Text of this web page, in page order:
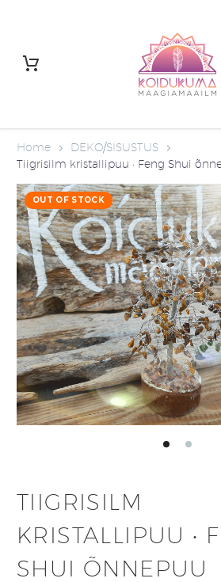
Home
DEKO/SISUSTUS
Tiigrisilm kristallipuu • Feng Shui
OUT OF STOCK
TIIGRISILM
KRISTALLIPUU •
SHUI ÕNNEPUU